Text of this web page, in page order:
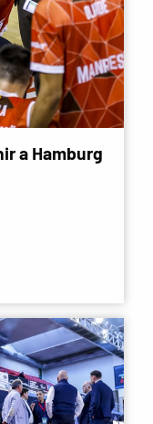
a Hamburg